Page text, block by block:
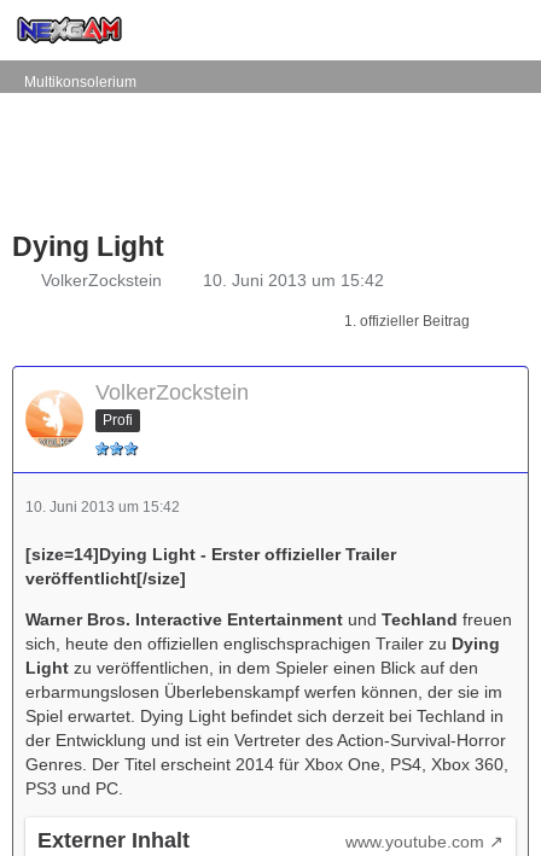
Multikonsolerium
Dying Light
VolkerZockstein 10. Juni 2013 um 15:42
1. offizieller Beitrag
VolkerZockstein
Profi
10. Juni 2013 um 15:42
[size=14]Dying Light - Erster offizieller Trailer
veröffentlicht[/size]
Warner Bros. Interactive Entertainment und Techland freuen
sich, heute den offiziellen englischsprachigen Trailer zu Dying
Light zu veröffentlichen, in dem Spieler einen Blick auf den
erbarmungslosen Überlebenskampf werfen können, der sie im
Spiel erwartet. Dying Light befindet sich derzeit bei Techland in
der Entwicklung und ist ein Vertreter des Action-Survival-Horror
Genres. Der Titel erscheint 2014 für Xbox One, PS4, Xbox 360,
PS3 und PC.
Externer Inhalt
www.youtube.com